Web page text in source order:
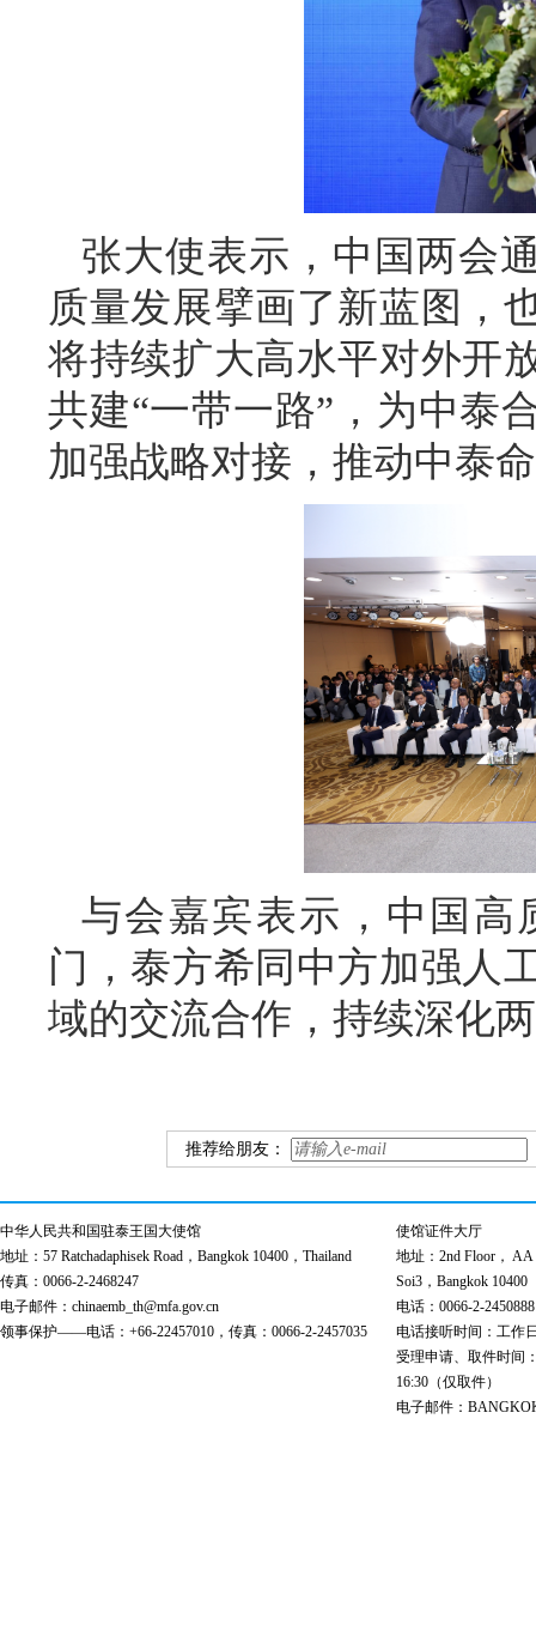
张大使表示，中国两会
质量发展擘画了新蓝图，
将持续扩大高水平对外开
共建“一带一路”，为中泰
加强战略对接，推动中泰
与会嘉宾表示，中国高
门，泰方希同中方加强人
域的交流合作，持续深化
推荐给朋友：
中华人民共和国驻泰王国大使馆
地址：57 Ratchadaphisek Road，Bangkok 10400，Thailand
传真：0066-2-2468247
电子邮件：chinaemb_th@mfa.gov.cn
领事保护——电话：+66-22457010，传真：0066-2-2457035
使馆证件大厅
地址：2nd Floor， AA
Soi3，Bangkok 10400
电话：0066-2-
电话接听时间：工作
受理申请、取件时间
16:30（仅取件）
电子邮件：